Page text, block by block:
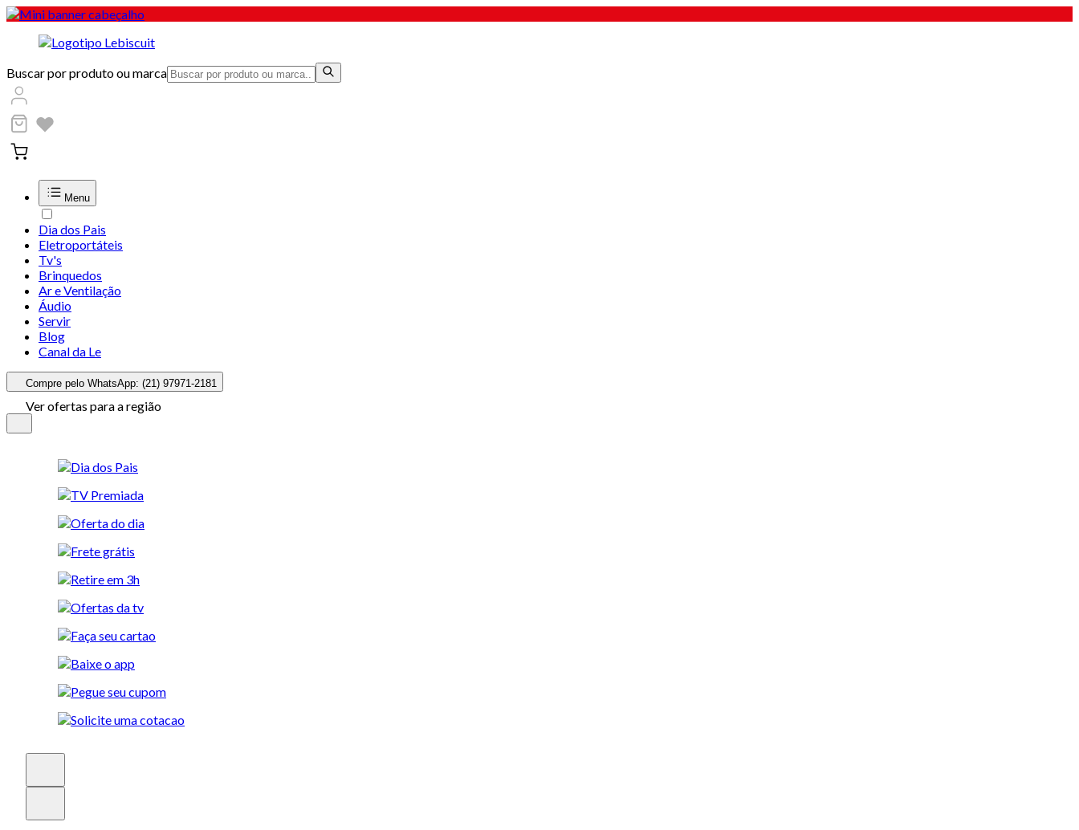
Buscar por produto ou marca
Menu
Dia dos Pais
Eletroportáteis
Tv's
Brinquedos
Ar e Ventilação
Áudio
Servir
Blog
Canal da Le
Compre pelo WhatsApp: (21) 97971-2181
Ver ofertas para a região